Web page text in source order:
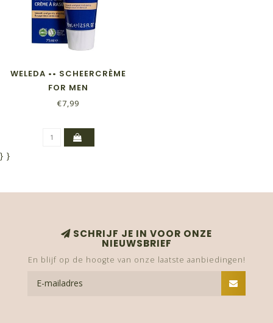
WELEDA •• SCHEERCRÈME
FOR MEN
€7,99
} }
SCHRIJF JE IN VOOR ONZE
NIEUWSBRIEF
En blijf op de hoogte van onze laatste aanbiedingen!